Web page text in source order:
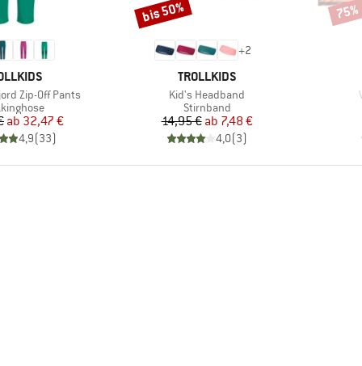
Zip-Off Pants
Preis
reduzierter Preis
ab 32,47 €
4,9(33)
+2
MARKE
TROLLKIDS
Artikel
Kid's Headband
Produktgruppe
Stirnband
Preis
14,95 € reduzierter Preis
ab 7,48 €
4,0(3)
Rabatt
bis 50% 75%